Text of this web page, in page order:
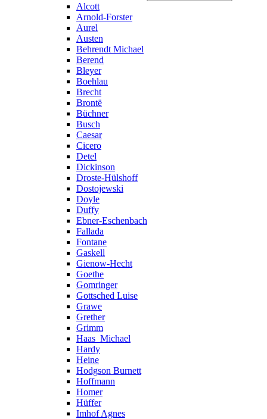
Alcott
Arnold-Forster
Aurel
Austen
Behrendt Michael
Berend
Bleyer
Boehlau
Brecht
Brontë
Büchner
Busch
Caesar
Cicero
Detel
Dickinson
Droste-Hülshoff
Dostojewski
Doyle
Duffy
Ebner-Eschenbach
Fallada
Fontane
Gaskell
Gienow-Hecht
Goethe
Gomringer
Gottsched Luise
Grawe
Grether
Grimm
Haas_Michael
Hardy
Heine
Hodgson Burnett
Hoffmann
Homer
Hüffer
Imhof Agnes